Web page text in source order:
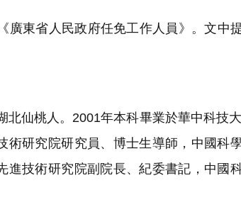
東省人民政府任免工作人員》。文中
仙桃人。2001年本科畢業於華中科技
術研究院研究員、博士生導師，中國科
技術研究院副院長、紀委書記，中國